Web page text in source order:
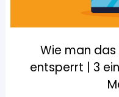
Wie man das
entsperrt | 3